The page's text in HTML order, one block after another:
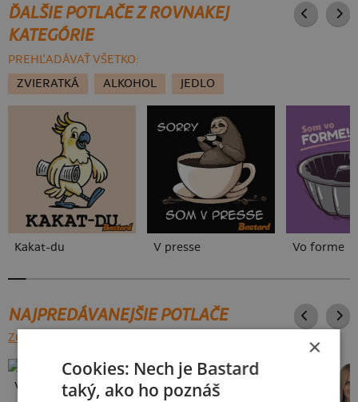
ĎALŠIE POTLAČE Z ROVNAKEJ
KATEGÓRIE
PREHĽADÁVAŤ VŠETKO:
ZVIERATKÁ
ALKOHOL JEDLO
Kakat-du V presse Vo forme
NAJPREDÁVANEJŠIE POTLAČE
ZOBRAZIŤ VŠETKY
Vlastná potlač
×
Cookies: Nech je Bastard
taký, ako ho poznáš